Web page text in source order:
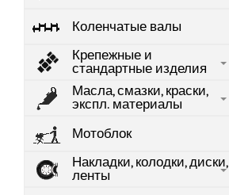
Коленчатые валы
Крепежные и
стандартные изделия
Масла, смазки, краски,
экспл. материалы
Мотоблок
Накладки, колодки, диски,
ленты